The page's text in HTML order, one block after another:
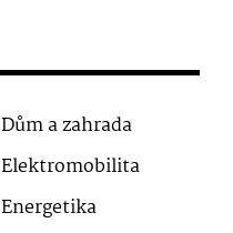
Dům a zahrada
Elektromobilita
Energetika